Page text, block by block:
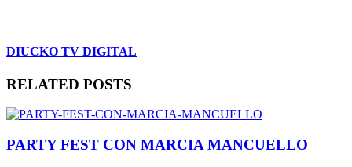
DIUCKO TV DIGITAL
RELATED POSTS
PARTY FEST CON MARCIA MANCUELLO